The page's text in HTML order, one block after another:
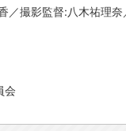
／撮影監督:八木祐理
会